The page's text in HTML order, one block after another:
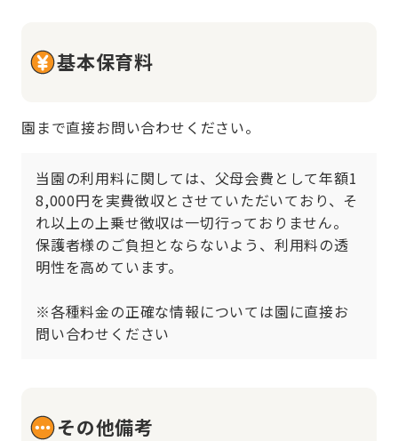
基本保育料
園まで直接お問い合わせください。
当園の利用料に関しては、父母会費として年額1
8,000円を実費徴収とさせていただいており、そ
れ以上の上乗せ徴収は一切行っておりません。
保護者様のご負担とならないよう、利用料の透
明性を高めています。
※各種料金の正確な情報については園に直接お
問い合わせください
その他備考